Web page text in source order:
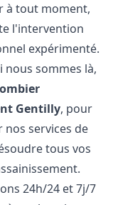
à tout moment,
l'intervention
expérimenté.
nous sommes là,
Gentilly, pour
services de
tous vos
24h/24 et 7j/7